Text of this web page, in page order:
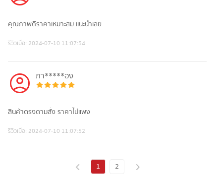
คุณภาพดีราคาเหมาะสม เเนะนำเลย
รีวิวเมื่อ: 2024-07-10 11:07:54
ภา*****อง
สินค้าตรงตามสั่ง ราคาไม่แพง
รีวิวเมื่อ: 2024-07-10 11:07:52
1 2